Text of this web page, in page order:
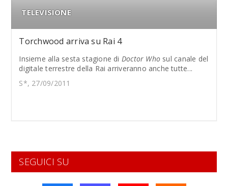
TELEVISIONE
Torchwood arriva su Rai 4
Insieme alla sesta stagione di Doctor Who sul canale del
digitale terrestre della Rai arriveranno anche tutte...
S*, 27/09/2011
SEGUICI SU